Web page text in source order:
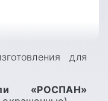
для
«РОСПАН»